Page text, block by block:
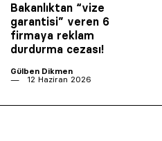
Bakanlıktan “vize
garantisi” veren 6
firmaya reklam
durdurma cezası!
Gülben Dikmen
12 Haziran 2026